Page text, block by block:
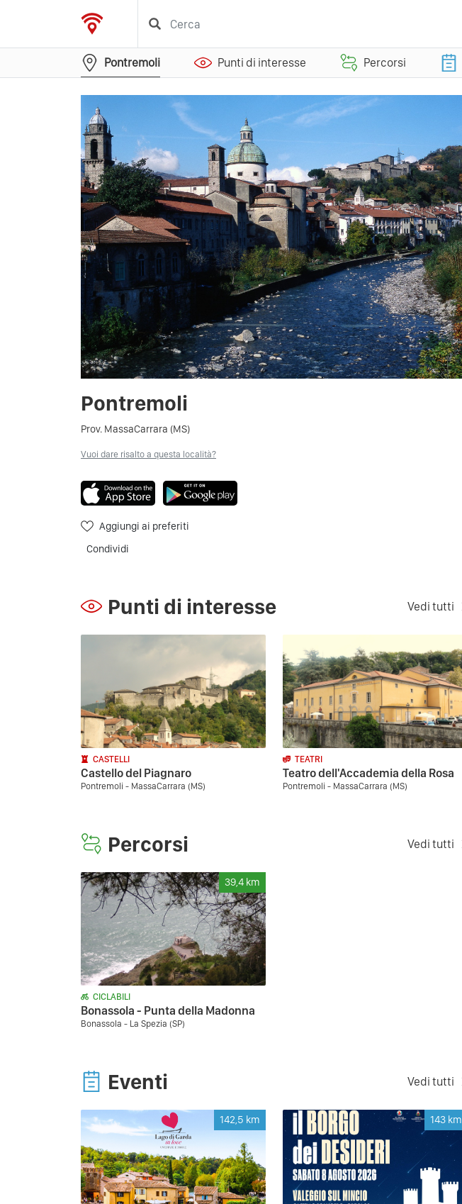
Pontremoli Punti di interesse Percorsi
Pontremoli
Prov. MassaCarrara (MS)
Vuoi dare risalto a questa località?
Aggiungi ai preferiti
Condividi
Punti di interesse Vedi tutti
CASTELLI
Castello del Piagnaro
Pontremoli - MassaCarrara (MS)
TEATRI
Teatro dell'Accademia della Rosa
Pontremoli - MassaCarrara (MS)
Percorsi Vedi tutti
39,4 km
CICLABILI
Bonassola - Punta della Madonna
Bonassola - La Spezia (SP)
Eventi Vedi tutti
142,5 km 143 km